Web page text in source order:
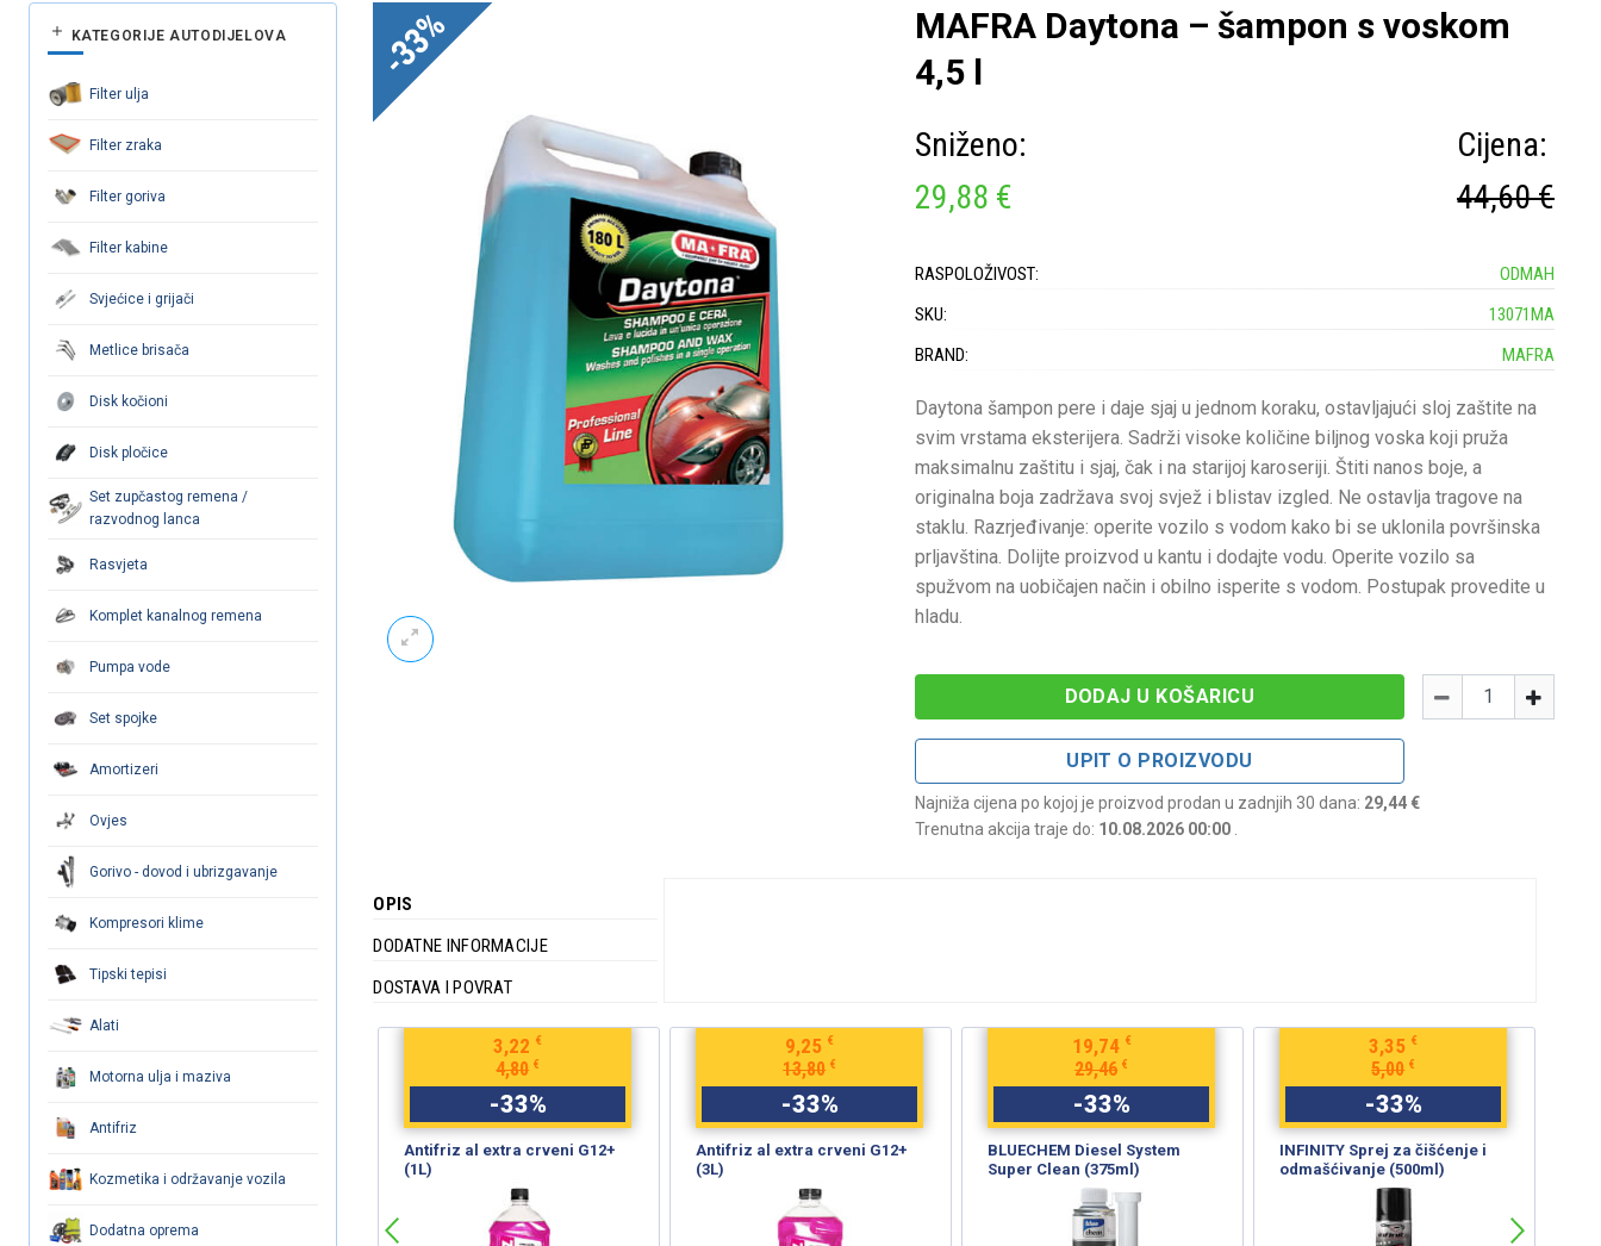
-33%
-
Količina
+
DODAJ U KOŠARICU
UPIT O PROIZVODU
Najniža cijena po kojoj je proizvod prodan u zadnjih 30 dana: 29,44 €
Trenutna akcija traje do: 10.08.2026 00:00
MAFRA Daytona – šampon s voskom
4,5 l
Sniženo:
29,88 €
Cijena:
44,60 €
RASPOLOŽIVOST:
ODMAH
SKU:
13071MA
BRAND:
MAFRA
Daytona šampon pere i daje sjaj u jednom koraku, ostavljajući sloj zaštite na
svim vrstama eksterijera. Sadrži visoke količine biljnog voska koji pruža
maksimalnu zaštitu i sjaj, čak i na starijoj karoseriji. Štiti nanos boje, a
originalna boja zadržava svoj svjež i blistav izgled. Ne ostavlja tragove na
staklu. Razrjeđivanje: operite vozilo s vodom kako bi se uklonila površinska
prljavština. Dolijte proizvod u kantu i dodajte vodu. Operite vozilo sa
spužvom na uobičajen način i obilno isperite s vodom. Postupak provedite u
hladu.
OPIS
DODATNE INFORMACIJE
DOSTAVA I POVRAT
12,00 4,80 €
3,22 €
-33%
Antifriz al extra crveni G12+
(1L)
13,80 €
9,25 €
-33%
Antifriz al extra crveni G12+
(3L)
29,46 €
19,74 €
-33%
BLUECHEM Diesel System
Super Clean (375ml)
5,00 €
3,35 €
-33%
INFINITY Sprej za čišćenje i
odmašćivanje (500ml)
KATEGORIJE AUTODIJELOVA
Filter ulja
Filter zraka
Filter goriva
Filter kabine
Svjećice i grijači
Metlice brisača
Disk kočioni
Disk pločice
Set zupčastog remena /
razvodnog lanca
Rasvjeta
Komplet kanalnog remena
Pumpa vode
Set spojke
Amortizeri
Ovjes
Gorivo - dovod i ubrizgavanje
Kompresori klime
Tipski tepisi
Alati
Motorna ulja i maziva
Antifriz
Kozmetika i održavanje vozila
Dodatna oprema